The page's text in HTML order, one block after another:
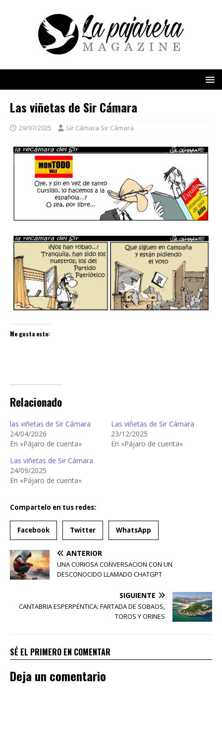
Las viñetas de Sir Cámara
29/07/2025 Sir Cámara Sir Cámara
Me gusta esto:
Relacionado
las viñetas de Sir Cámara
24/04/2026
En «Pájaro de cuenta»
Las viñetas de Sir Cámara
23/12/2025
En «Pájaro de cuenta»
Las viñetas de Sir Cámara
24/09/2025
En «Pájaro de cuenta»
Compartelo en tus redes:
Facebook Twitter WhatsApp
ANTERIOR
UNA CURIOSA CONVERSACION CON UN
DESCONOCIDO LLAMADO CHATGPT
SIGUIENTE
CANTABRIA ESPERPÉNTICA: FARTADA DE SOBAOS,
TOROS Y ORINES
SÉ EL PRIMERO EN COMENTAR
Deja un comentario